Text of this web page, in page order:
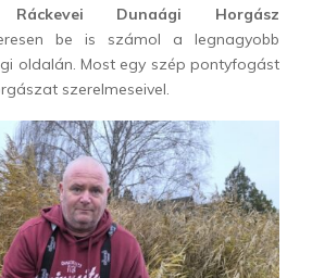
Ráckevei Dunaági Horgász
be is számol a legnagyobb
oldalán. Most egy szép pontyfogást
szerelmeseivel.